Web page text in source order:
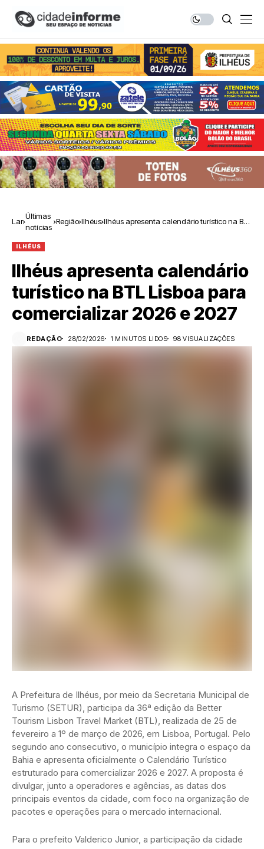
Lar
Últimas
notícias
Região Ilhéus Ilhéus apresenta calendário turístico na BTL
ILHÉUS
Ilhéus apresenta calendário
turístico na BTL Lisboa para
comercializar 2026 e 2027
REDAÇÃO 28/02/2026 1 MINUTOS LIDOS 98 VISUALIZAÇÕES
A Prefeitura de Ilhéus, por meio da Secretaria Municipal de
Turismo (SETUR), participa da 36ª edição da Better
Tourism Lisbon Travel Market (BTL), realizada de 25 de
fevereiro a 1º de março de 2026, em Lisboa, Portugal. Pelo
segundo ano consecutivo, o município integra o espaço da
Bahia e apresenta oficialmente o Calendário Turístico
estruturado para comercializar 2026 e 2027. A proposta é
divulgar, junto a operadores e agências, as datas dos
principais eventos da cidade, com foco na organização de
pacotes e operações para o mercado internacional.
Para o prefeito Valderico Junior, a participação da cidade